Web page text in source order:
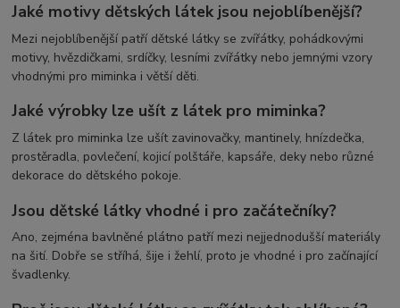
Jaké motivy dětských látek jsou nejoblíbenější?
Mezi nejoblíbenější patří dětské látky se zvířátky, pohádkovými
motivy, hvězdičkami, srdíčky, lesními zvířátky nebo jemnými vzory
vhodnými pro miminka i větší děti.
Jaké výrobky lze ušít z látek pro miminka?
Z látek pro miminka lze ušít zavinovačky, mantinely, hnízdečka,
prostěradla, povlečení, kojicí polštáře, kapsáře, deky nebo různé
dekorace do dětského pokoje.
Jsou dětské látky vhodné i pro začátečníky?
Ano, zejména bavlněné plátno patří mezi nejjednodušší materiály
na šití. Dobře se stříhá, šije i žehlí, proto je vhodné i pro začínající
švadlenky.